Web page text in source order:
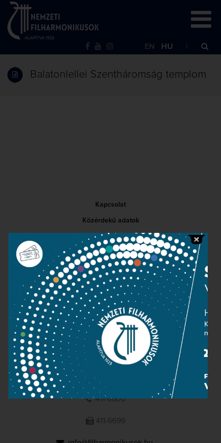
EN HU
Balatonlellei Szentháromság templom
Kapcsolat
Közérdekű adatok
Sajtószoba
Adatvédelem
Impresszum
NEMZETI
FILHARMONIKUSOK
1095 Budapest, Komor Marcell u. 1. (Müpa)
411-6600
411-6699